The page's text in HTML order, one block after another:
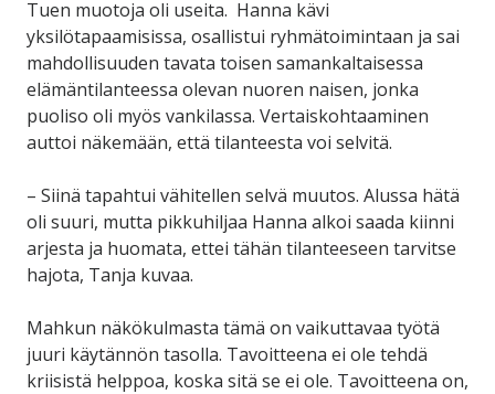
Tuen muotoja oli useita. Hanna kävi
yksilötapaamisissa, osallistui ryhmätoimintaan ja sai
mahdollisuuden tavata toisen samankaltaisessa
elämäntilanteessa olevan nuoren naisen, jonka
puoliso oli myös vankilassa. Vertaiskohtaaminen
auttoi näkemään, että tilanteesta voi selvitä.
– Siinä tapahtui vähitellen selvä muutos. Alussa hätä
oli suuri, mutta pikkuhiljaa Hanna alkoi saada kiinni
arjesta ja huomata, ettei tähän tilanteeseen tarvitse
hajota, Tanja kuvaa.
Mahkun näkökulmasta tämä on vaikuttavaa työtä
juuri käytännön tasolla. Tavoitteena ei ole tehdä
kriisistä helppoa, koska sitä se ei ole. Tavoitteena on,